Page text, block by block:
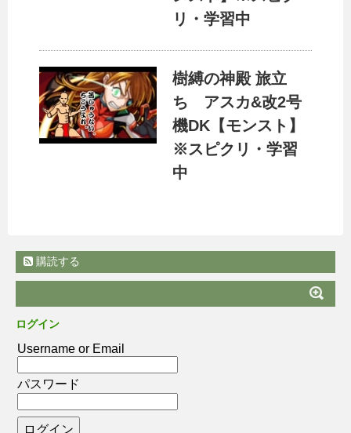
リ・学習中
樹縛の神殿 旅立
ち アスカ&改2号
機DK【モンスト】
※スピクリ・学習
中
購読する
ログイン
Username or Email
パスワード